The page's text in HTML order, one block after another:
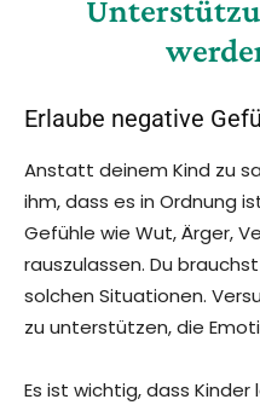
Erlaube negative
Anstatt deinem Kind zu
ihm, dass es in Ordnung
Gefühle wie Wut, Ärger,
rauszulassen. Du
solchen Situationen.
zu unterstützen, die
Es ist wichtig, dass Kinder